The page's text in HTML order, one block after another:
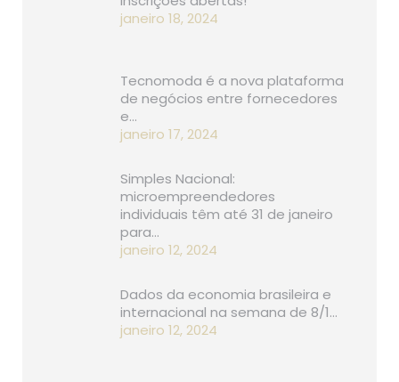
janeiro 18, 2024
Tecnomoda é a nova plataforma
de negócios entre fornecedores
e…
janeiro 17, 2024
Simples Nacional:
microempreendedores
individuais têm até 31 de janeiro
para…
janeiro 12, 2024
Dados da economia brasileira e
internacional na semana de 8/1…
janeiro 12, 2024